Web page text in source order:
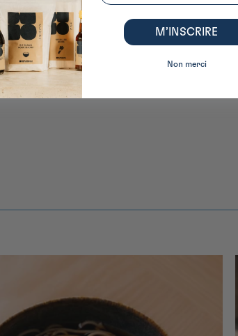
M’INSCRIRE
Non merci